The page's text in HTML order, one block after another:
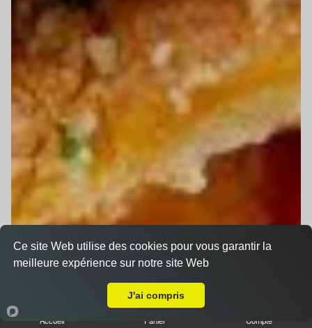
Accueil Panier Compte
Ce site Web utilise des cookies pour vous garantir la
meilleure expérience sur notre site Web
J'ai compris